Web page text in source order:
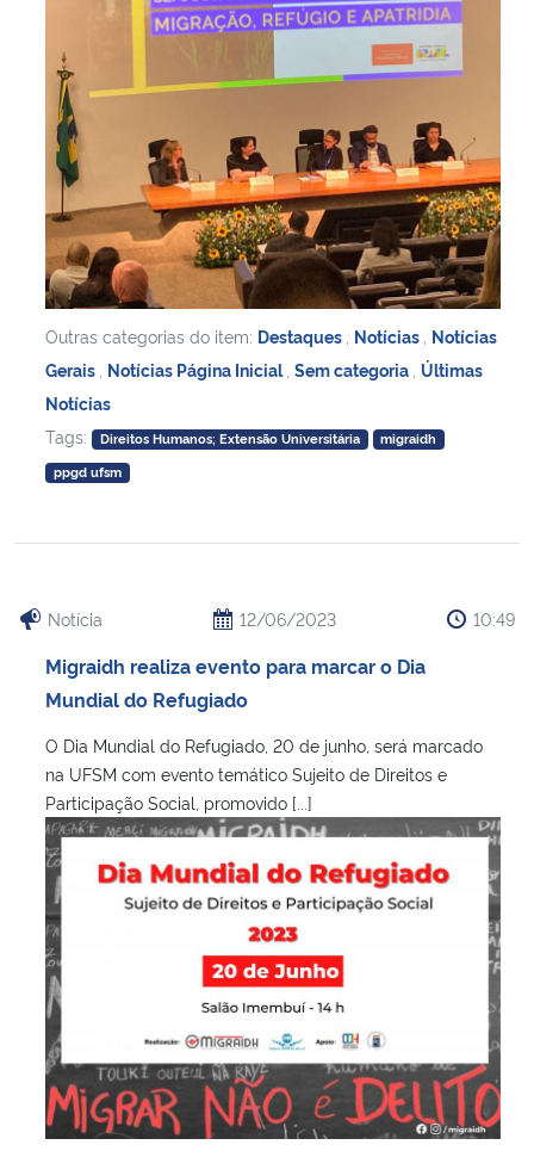
Outras categorias do item: Destaques Notícias Notícias
Gerais Notícias Página Inicial Sem categoria Últimas
Notícias
Tags:
Direitos Humanos; Extensão Universitária
migraidh
ppgd ufsm
Notícia 12/06/2023 10:49
Migraidh realiza evento para marcar o Dia
Mundial do Refugiado
O Dia Mundial do Refugiado, 20 de junho, será marcado
na UFSM com evento temático Sujeito de Direitos e
Participação Social, promovido [...]